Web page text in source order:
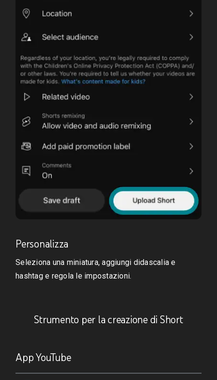
Personalizza
Seleziona una miniatura, aggiungi didascalia e
hashtag e regola le impostazioni.
Strumento per la creazione di Short
App YouTube